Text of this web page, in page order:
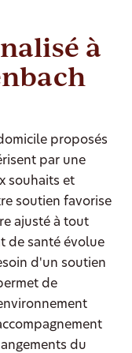
à
proposés
par une
souhaits et
soutien favorise
ajusté à tout
de santé évolue
d'un soutien
de
du